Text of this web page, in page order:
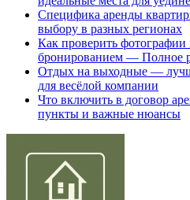
Специфика аренды
выбору в разных регионах
Как проверить фотографии
бронированием — Полное
Отдых на выходные —
для весёлой компании
Что включить в договор
пункты и важные нюансы